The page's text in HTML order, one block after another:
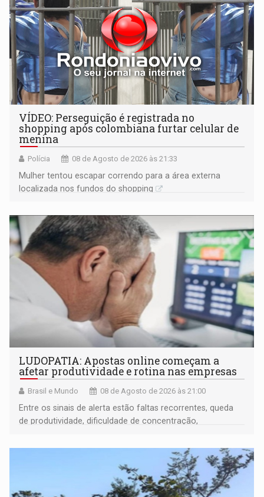
VÍDEO: Perseguição é registrada no
shopping após colombiana furtar celular de
menina
Polícia 08 de Agosto de 2026 às 21:33
Mulher tentou escapar correndo para a área externa
localizada nos fundos do shopping
LUDOPATIA: Apostas online começam a
afetar produtividade e rotina nas empresas
Brasil e Mundo 08 de Agosto de 2026 às 21:00
Entre os sinais de alerta estão faltas recorrentes, queda
de produtividade, dificuldade de concentração,